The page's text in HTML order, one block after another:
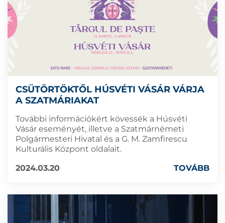
CSÜTÖRTÖKTŐL HÚSVÉTI VÁSÁR VÁRJA
A SZATMÁRIAKAT
További információkért kövessék a Húsvéti
Vásár eseményét, illetve a Szatmárnémeti
Polgármesteri Hivatal és a G. M. Zamfirescu
Kulturális Központ oldalait.
2024.03.20
TOVÁBB